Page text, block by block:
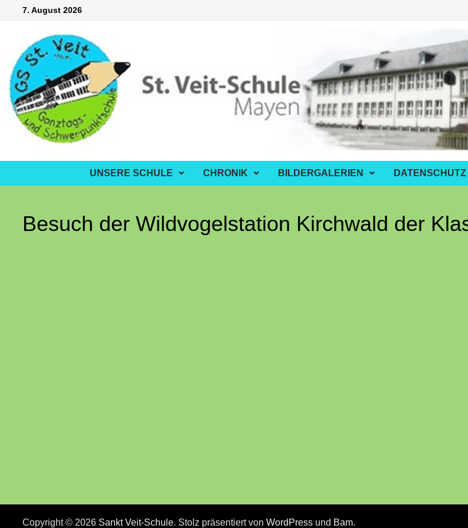
springen
7. August 2026
UNSERE SCHULE CHRONIK BILDERGALERIEN DATENSCHUTZ
Besuch der Wildvogelstation Kirchwald der
Copyright © 2026 Sankt Veit-Schule. Stolz präsentiert vonWordPress und Bam.